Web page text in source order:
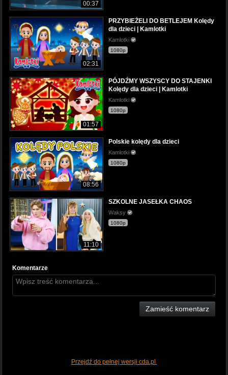
00:37
02:31
PRZYBIEŻELI DO BETLEJEM Kolędy
dla dzieci | Kamlotki
Kamlotki
1080p
01:57
PÓJDŹMY WSZYSCY DO STAJENKI
Kolędy dla dzieci | Kamlotki
Kamlotki
1080p
08:56
Polskie kolędy dla dzieci
Kamlotki
1080p
11:10
SZKOLNE JASEŁKA CHAOS
Waksy
1080p
Komentarze
Zamieść komentarz
Przejdź do pełnej wersji cda.pl